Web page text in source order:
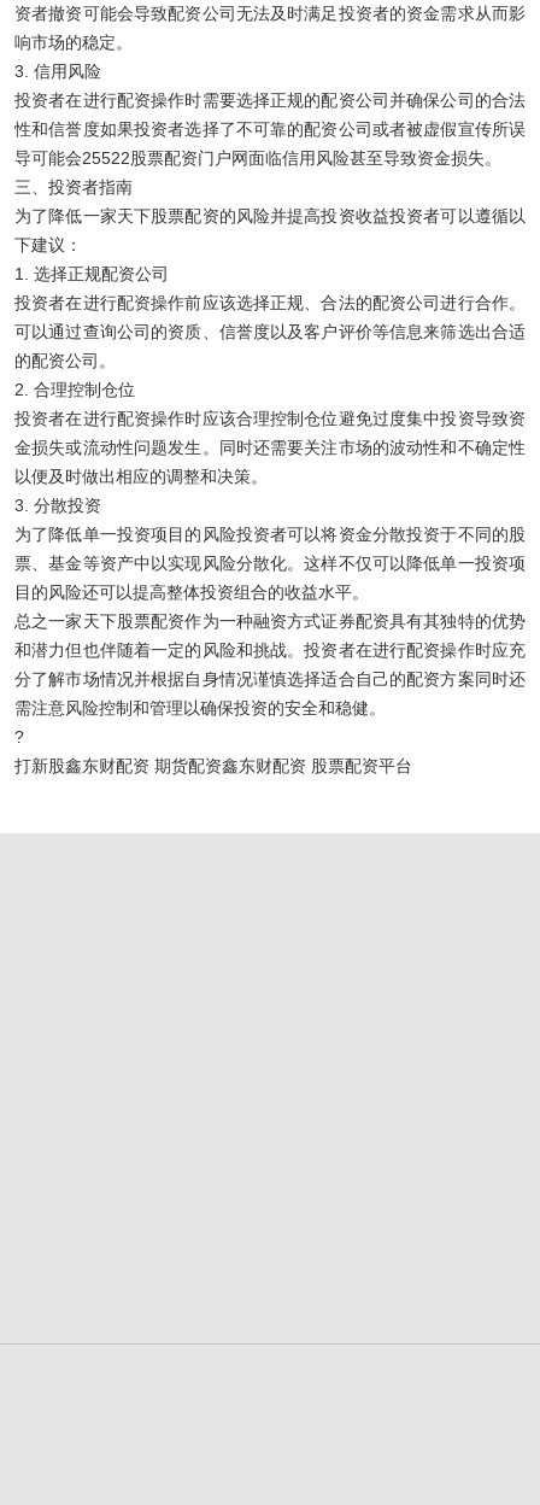
资者撤资可能会导致配资公司无法及时满足投资者的资金需求从而影
响市场的稳定。
3. 信用风险
投资者在进行配资操作时需要选择正规的配资公司并确保公司的合法
性和信誉度如果投资者选择了不可靠的配资公司或者被虚假宣传所误
导可能会25522股票配资门户网面临信用风险甚至导致资金损失。
三、投资者指南
为了降低一家天下股票配资的风险并提高投资收益投资者可以遵循以
下建议：
1. 选择正规配资公司
投资者在进行配资操作前应该选择正规、合法的配资公司进行合作。
可以通过查询公司的资质、信誉度以及客户评价等信息来筛选出合适
的配资公司。
2. 合理控制仓位
投资者在进行配资操作时应该合理控制仓位避免过度集中投资导致资
金损失或流动性问题发生。同时还需要关注市场的波动性和不确定性
以便及时做出相应的调整和决策。
3. 分散投资
为了降低单一投资项目的风险投资者可以将资金分散投资于不同的股
票、基金等资产中以实现风险分散化。这样不仅可以降低单一投资项
目的风险还可以提高整体投资组合的收益水平。
总之一家天下股票配资作为一种融资方式证券配资具有其独特的优势
和潜力但也伴随着一定的风险和挑战。投资者在进行配资操作时应充
分了解市场情况并根据自身情况谨慎选择适合自己的配资方案同时还
需注意风险控制和管理以确保投资的安全和稳健。
?
打新股鑫东财配资 期货配资鑫东财配资 股票配资平台